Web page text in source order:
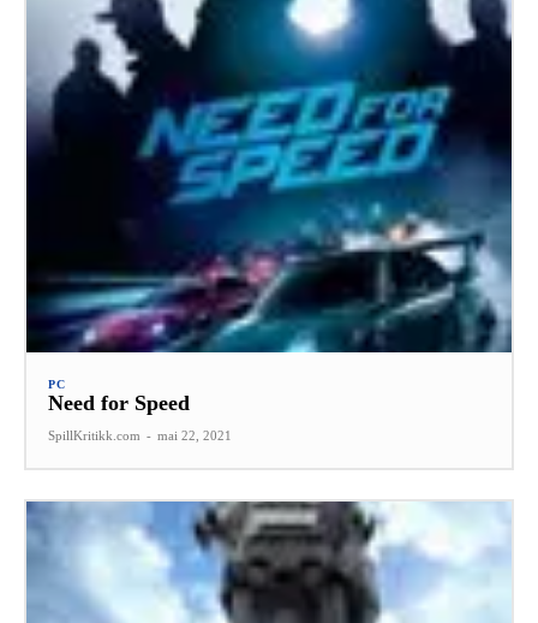
PC
Need for Speed
SpillKritikk.com - mai 22, 2021